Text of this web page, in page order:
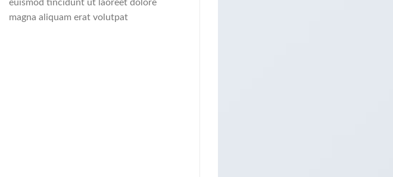
euismod tincidunt ut laoreet dolore
magna aliquam erat volutpat